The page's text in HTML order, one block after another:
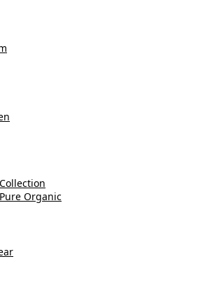
Organic